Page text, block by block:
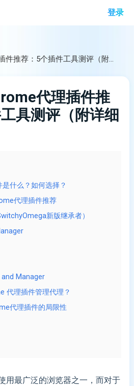
登录
2026最佳Chrome代理插件推荐：5个插件工具测评（附详细评测）
代理插件推
具测评（附详细
什么？如何选择？
代理插件推荐
新版继承者）
Manager
代理插件管理代理？
代理插件的局限性
用最广泛的浏览器之一，而对于